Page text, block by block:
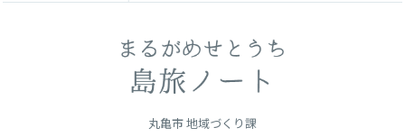
丸亀市 地域づくり課